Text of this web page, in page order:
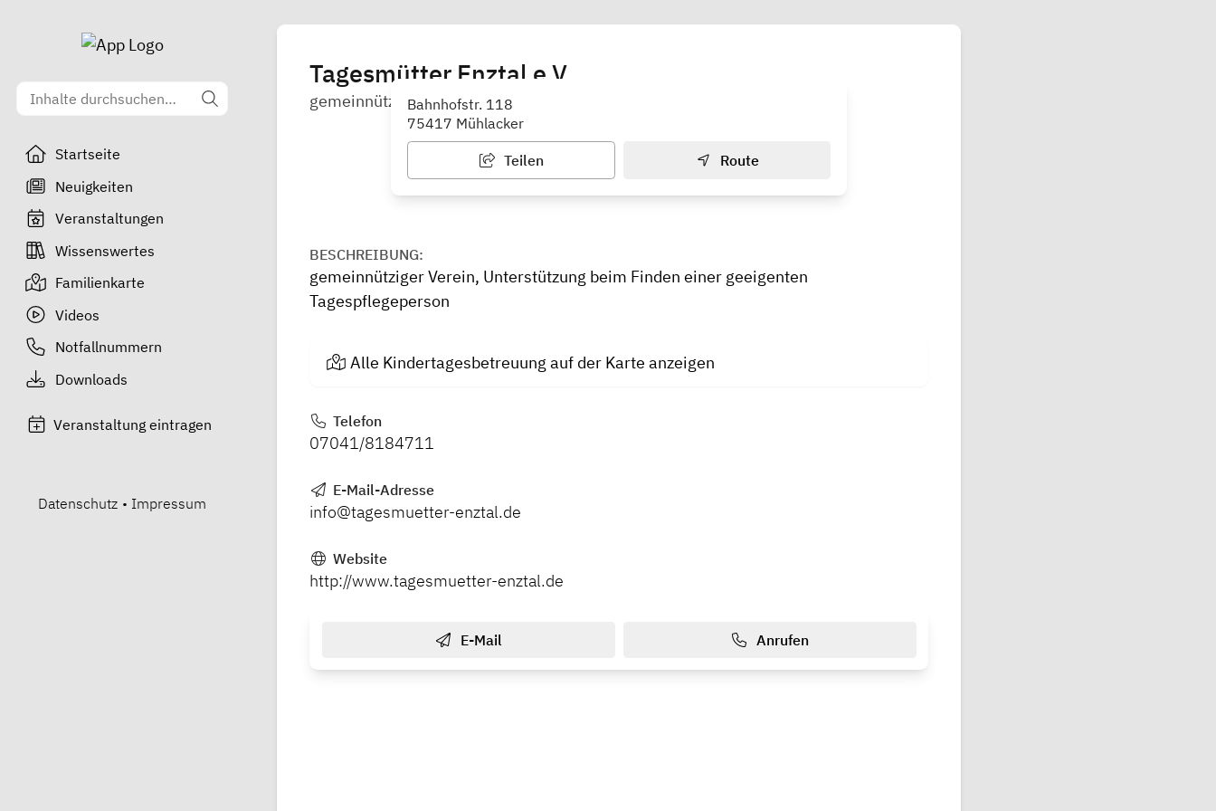
Startseite
Neuigkeiten
Veranstaltungen
Wissenswertes
Familienkarte
Videos
Notfallnummern
Downloads
Veranstaltung eintragen
Datenschutz • Impressum
Tagesmütter Enztal e.V.
gemeinnütziger Verein
Bahnhofstr. 118
75417 Mühlacker
Teilen Route
BESCHREIBUNG:
gemeinnütziger Verein, Unterstützung beim Finden einer geeigenten
Tagespflegeperson
Alle Kindertagesbetreuung auf der Karte anzeigen
Telefon
07041/8184711
E-Mail-Adresse
info@tagesmuetter-enztal.de
Website
http://www.tagesmuetter-enztal.de
E-Mail Anrufen